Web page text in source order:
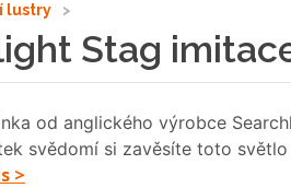
lustry
Stag
od anglického výrobce
svědomí si zavěsíte toto
>